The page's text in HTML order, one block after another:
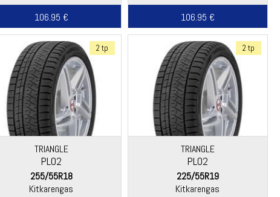
106.95 €
106.95 €
2 tp
TRIANGLE
PL02
255/55R18
Kitkarengas
2 tp
TRIANGLE
PL02
225/55R19
Kitkarengas